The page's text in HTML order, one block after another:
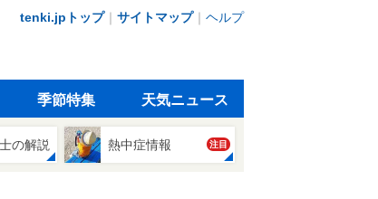
tenki.jpトップ｜ サイトマップ｜ ヘルプ
季節特集 天気ニュース
の解説 熱中症情報 注目